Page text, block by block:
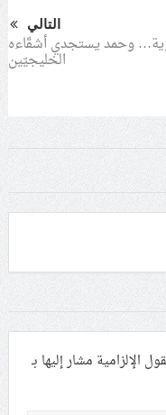
التالي
وحمد يستجدي أشقّاءه
الخليجيّين
الإلزامية مشار إليها بـ